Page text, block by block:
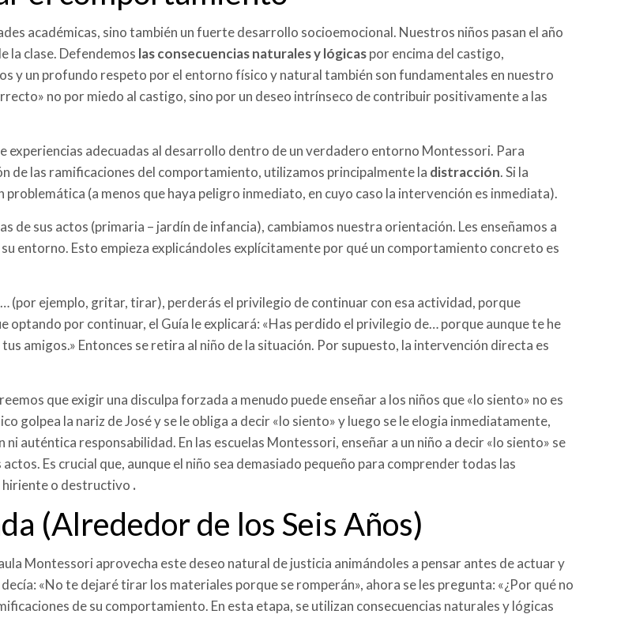
académicas, sino también un fuerte desarrollo socioemocional. Nuestros niños pasan el año
la clase. Defendemos las consecuencias naturales y lógicaspor encima del castigo,
y un profundo respeto por el entorno físico y natural también son fundamentales en nuestro
no por miedo al castigo, sino por un deseo intrínseco de contribuir positivamente a las
experiencias adecuadas al desarrollo dentro de un verdadero entorno Montessori. Para
de las ramificaciones del comportamiento, utilizamos principalmente la distracción. Si la
(a menos que haya peligro inmediato, en cuyo caso la intervención es inmediata).
de sus actos (primaria – jardín de infancia), cambiamos nuestra orientación. Les enseñamos a
entorno. Esto empieza explicándoles explícitamente por qué un comportamiento concreto es
(por ejemplo, gritar, tirar), perderás el privilegio de continuar con esa actividad, porque
por continuar, el Guía le explicará: «Has perdido el privilegio de… porque aunque te he
amigos.» Entonces se retira al niño de la situación. Por supuesto, la intervención directa es
que exigir una disculpa forzada a menudo puede enseñar a los niños que «lo siento» no es
golpea la nariz de José y se le obliga a decir «lo siento» y luego se le elogia inmediatamente,
auténtica responsabilidad. En las escuelas Montessori, enseñar a un niño a decir «lo siento» se
Es crucial que, aunque el niño sea demasiado pequeño para comprender todas las
o destructivo .
(Alrededor de los Seis Años)
Montessori aprovecha este deseo natural de justicia animándoles a pensar antes de actuar y
«No te dejaré tirar los materiales porque se romperán», ahora se les pregunta: «¿Por qué no
de su comportamiento. En esta etapa, se utilizan consecuencias naturales y lógicas